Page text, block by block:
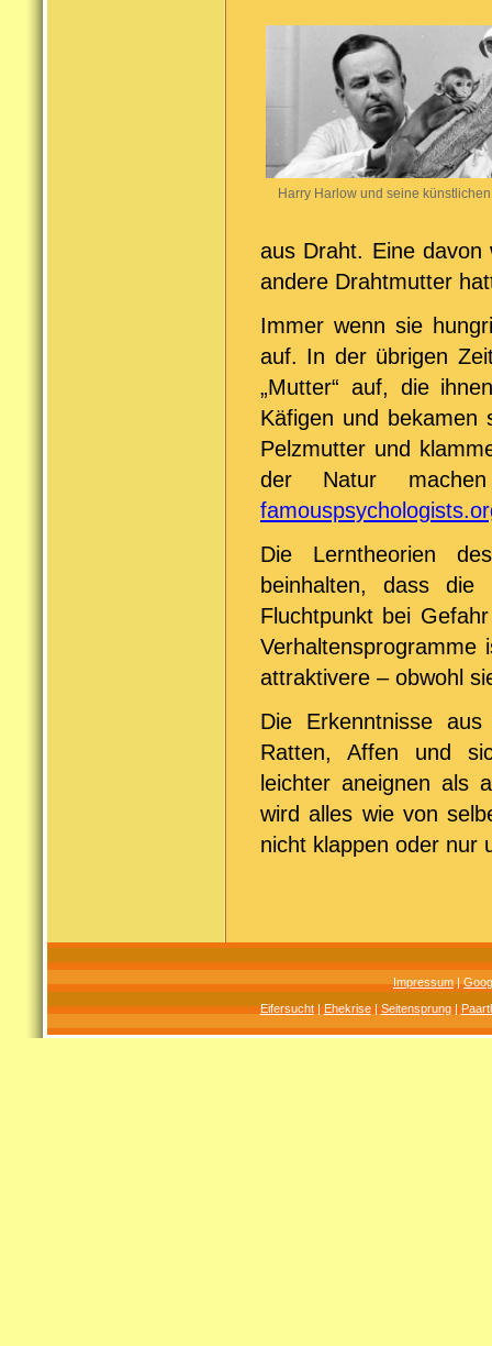
Harry Harlow und seine
aus Draht. Eine davon
andere Drahtmutter
Immer wenn sie
auf. In der übrigen
„Mutter“ auf, die
Käfigen und bekamen
Pelzmutter und
der Natur
Die Lerntheorien
beinhalten, dass
Fluchtpunkt bei
Verhaltensprogramme
attraktivere – obwohl
Die Erkenntnisse
Ratten, Affen und
leichter aneignen als
wird alles wie von
nicht klappen oder nur
Impressum|
Eifersucht|Ehekrise|Seitensprung|